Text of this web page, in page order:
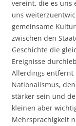
vereint, die es uns
uns
gemeinsame
zwischen den
Geschichte die
Ereignisse
Allerdings
Nationalismus,
stärker sein und
kleinen aber
Mehrsprachigkeit